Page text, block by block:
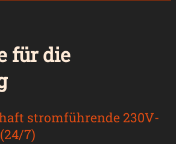
für die
stromführende 230V-
7)